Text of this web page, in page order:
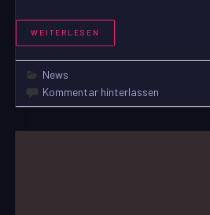
WEITERLESEN
News
Kommentar hinterlassen